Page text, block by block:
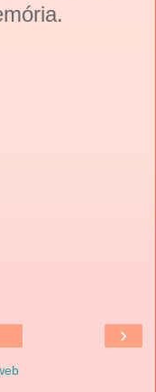
›